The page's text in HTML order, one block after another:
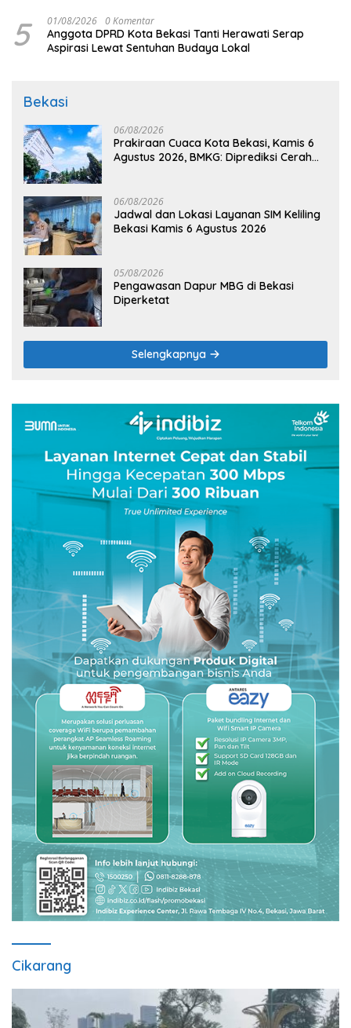
5 01/08/2026 0 Komentar
Anggota DPRD Kota Bekasi Tanti Herawati Serap
Aspirasi Lewat Sentuhan Budaya Lokal
Bekasi
06/08/2026
Prakiraan Cuaca Kota Bekasi, Kamis 6
Agustus 2026, BMKG: Diprediksi Cerah
06/08/2026
Jadwal dan Lokasi Layanan SIM Keliling
Bekasi Kamis 6 Agustus 2026
05/08/2026
Pengawasan Dapur MBG di Bekasi
Diperketat
Selengkapnya
Cikarang